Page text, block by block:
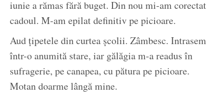
iunie a rămas fără buget. Din nou mi-am corectat
cadoul. M-am epilat definitiv pe picioare.
Aud țipetele din curtea școlii. Zâmbesc. Intrasem
într-o anumită stare, iar gălăgia m-a readus în
sufragerie, pe canapea, cu pătura pe picioare.
Motan doarme lângă mine.